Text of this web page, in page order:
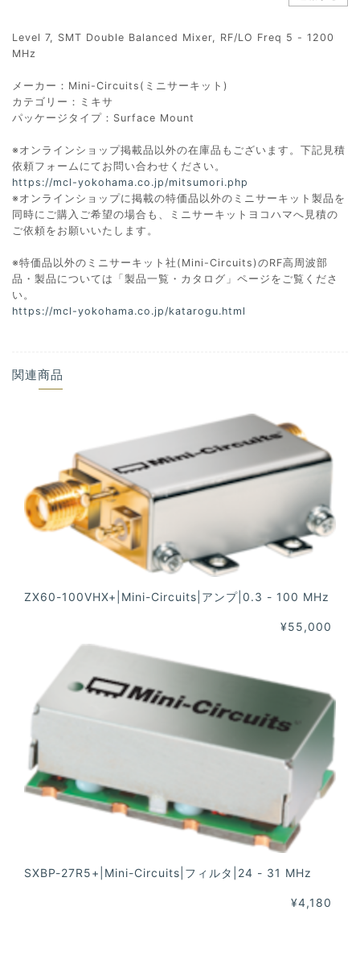
Level 7, SMT Double Balanced Mixer, RF/LO Freq 5 - 1200
MHz
メーカー：Mini-Circuits(ミニサーキット)
カテゴリー：ミキサ
パッケージタイプ：Surface Mount
※オンラインショップ掲載品以外の在庫品もございます。下記見積
依頼フォームにてお問い合わせください。
https://mcl-yokohama.co.jp/mitsumori.php
※オンラインショップに掲載の特価品以外のミニサーキット製品を
同時にご購入ご希望の場合も、ミニサーキットヨコハマへ見積の
ご依頼をお願いいたします。
※特価品以外のミニサーキット社(Mini-Circuits)のRF高周波部
品・製品については「製品一覧・カタログ」ページをご覧くださ
い。
https://mcl-yokohama.co.jp/katarogu.html
関連商品
ZX60-100VHX+|Mini-Circuits|アンプ|0.3 - 100 MHz
¥55,000
SXBP-27R5+|Mini-Circuits|フィルタ|24 - 31 MHz
¥4,180